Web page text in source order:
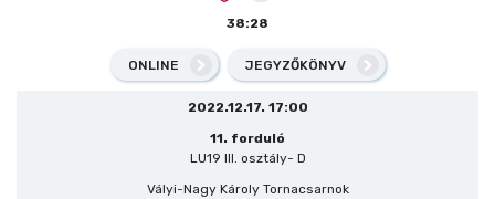
38:28
ONLINE JEGYZŐKÖNYV
2022.12.17. 17:00
11. forduló
LU19 III. osztály- D
Vályi-Nagy Károly Tornacsarnok